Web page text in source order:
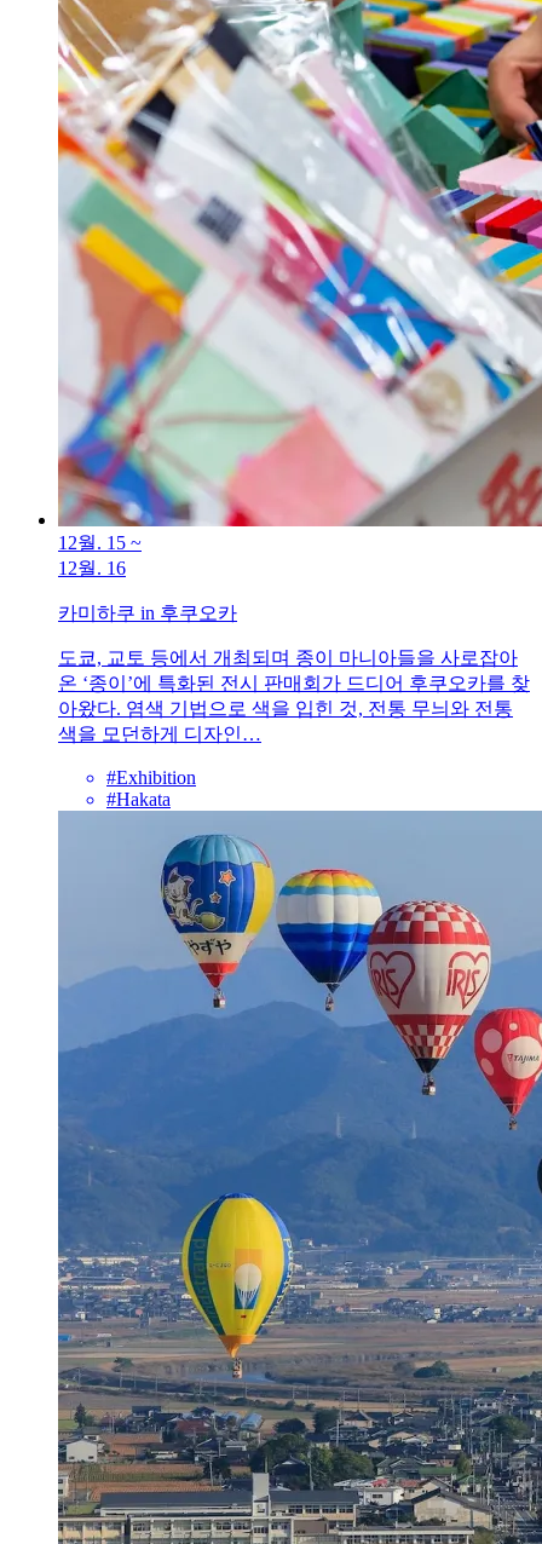
12월. 15 ~
12월. 16
카미하쿠 in 후쿠오카
도쿄, 교토 등에서 개최되며 종이 마니아들을 사로잡아
온 ‘종이’에 특화된 전시 판매회가 드디어 후쿠오카를 찾
아왔다. 염색 기법으로 색을 입힌 것, 전통 무늬와 전통
색을 모던하게 디자인…
#Exhibition
#Hakata